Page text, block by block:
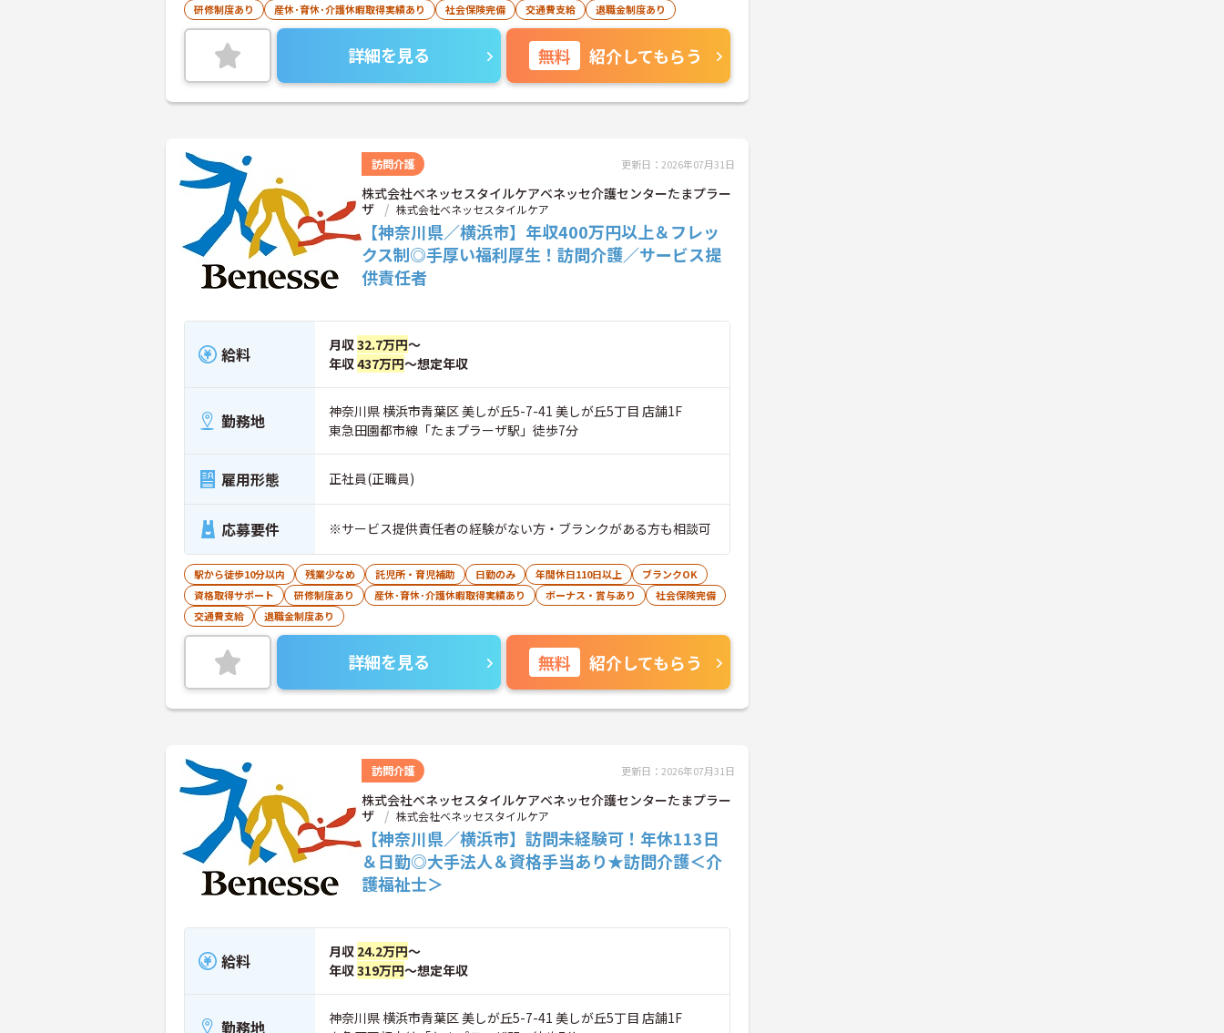
研修制度あり
産休･育休･介護休暇取得実績あり 社会保険完備 交通費支給 退職金制度あり
詳細を見る 無料 紹介してもらう
訪問介護 更新日：2026年07月31日
株式会社ベネッセスタイルケアベネッセ介護センターたまプラー
ザ
株式会社ベネッセスタイルケア
【神奈川県／横浜市】年収400万円以上＆フレッ
クス制◎手厚い福利厚生！訪問介護／サービス提
供責任者
給料 月収32.7万円～
年収437万円～想定年収
勤務地
神奈川県 横浜市青葉区 美しが丘5-7-41 美しが丘5丁目 店舗1F
東急田園都市線「たまプラーザ駅」徒歩7分
雇用形態 正社員(正職員)
応募要件 ※サービス提供責任者の経験がない方・ブランクがある方も相談可
駅から徒歩10分以内 残業少なめ 託児所・育児補助 日勤のみ 年間休日110日以上
ブランクOK
資格取得サポート
研修制度あり 産休･育休･介護休暇取得実績あり ボーナス・賞与あり
社会保険完備
交通費支給
退職金制度あり
詳細を見る 無料 紹介してもらう
訪問介護 更新日：2026年07月31日
株式会社ベネッセスタイルケアベネッセ介護センターたまプラー
ザ
株式会社ベネッセスタイルケア
【神奈川県／横浜市】訪問未経験可！年休113日
＆日勤◎大手法人＆資格手当あり★訪問介護＜介
護福祉士＞
給料 月収 24.2万円～
年収319万円～想定年収
勤務地
神奈川県 横浜市青葉区 美しが丘5-7-41 美しが丘5丁目 店舗1F